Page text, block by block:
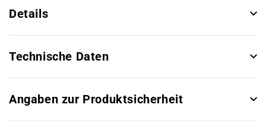
Details
Technische Daten
Angaben zur Produktsicherheit